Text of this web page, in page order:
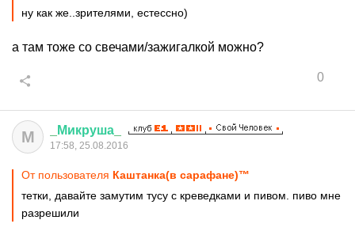
ну как же..зрителями, естессно)
а там тоже со свечами/зажигалкой можно?
0
М Микруша
17:58, 25.08.2016
От пользователя Каштанка(в сарафане)™
тетки, давайте замутим тусу с креведками и пивом. пиво мне
разрешили